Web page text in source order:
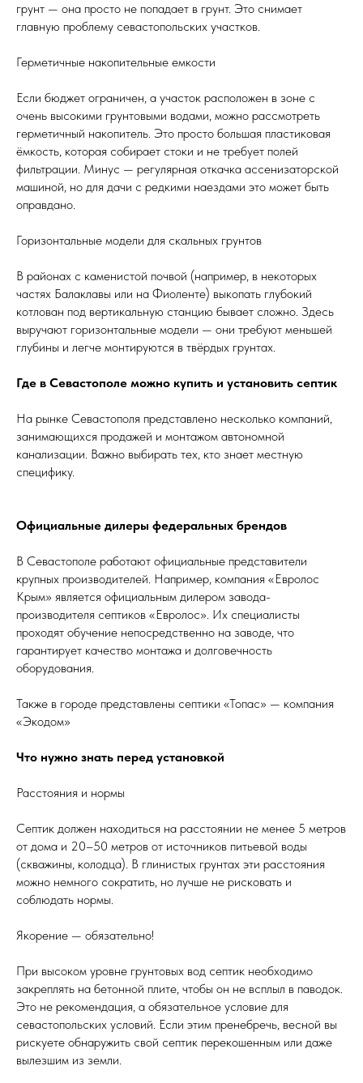
грунт — она просто не попадает в грунт. Это снимает
главную проблему севастопольских участков.
Герметичные накопительные емкости
Если бюджет ограничен, а участок расположен в зоне с
очень высокими грунтовыми водами, можно рассмотреть
герметичный накопитель. Это просто большая пластиковая
ёмкость, которая собирает стоки и не требует полей
фильтрации. Минус — регулярная откачка ассенизаторской
машиной, но для дачи с редкими наездами это может быть
оправдано.
Горизонтальные модели для скальных грунтов
В районах с каменистой почвой (например, в некоторых
частях Балаклавы или на Фиоленте) выкопать глубокий
котлован под вертикальную станцию бывает сложно. Здесь
выручают горизонтальные модели — они требуют меньшей
глубины и легче монтируются в твёрдых грунтах.
Где в Севастополе можно купить и установить септик
На рынке Севастополя представлено несколько компаний,
занимающихся продажей и монтажом автономной
канализации. Важно выбирать тех, кто знает местную
специфику.
Официальные дилеры федеральных брендов
В Севастополе работают официальные представители
крупных производителей. Например, компания «Евролос
Крым» является официальным дилером завода-
производителя септиков «Евролос». Их специалисты
проходят обучение непосредственно на заводе, что
гарантирует качество монтажа и долговечность
оборудования.
Также в городе представлены септики «Топас» — компания
«Экодом»
Что нужно знать перед установкой
Расстояния и нормы
Септик должен находиться на расстоянии не менее 5 метров
от дома и 20–50 метров от источников питьевой воды
(скважины, колодца). В глинистых грунтах эти расстояния
можно немного сократить, но лучше не рисковать и
соблюдать нормы.
Якорение — обязательно!
При высоком уровне грунтовых вод септик необходимо
закреплять на бетонной плите, чтобы он не всплыл в паводок.
Это не рекомендация, а обязательное условие для
севастопольских условий. Если этим пренебречь, весной вы
рискуете обнаружить свой септик перекошенным или даже
вылезшим из земли.